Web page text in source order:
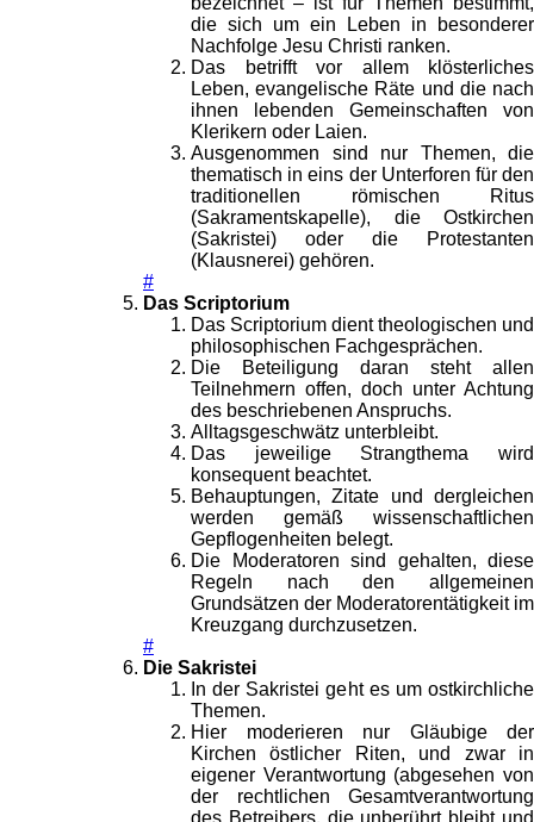
die sich um ein Leben in besonderer
Nachfolge Jesu Christi ranken.
Das betrifft vor allem klösterliches
Leben, evangelische Räte und die nach
ihnen lebenden Gemeinschaften von
Klerikern oder Laien.
Ausgenommen sind nur Themen, die
thematisch in eins der Unterforen für den
traditionellen römischen Ritus
(Sakramentskapelle), die Ostkirchen
(Sakristei) oder die Protestanten
(Klausnerei) gehören.
#
Das Scriptorium
Das Scriptorium dient theologischen und
philosophischen Fachgesprächen.
Die Beteiligung daran steht allen
Teilnehmern offen, doch unter Achtung
des beschriebenen Anspruchs.
Alltagsgeschwätz unterbleibt.
Das jeweilige Strangthema wird
konsequent beachtet.
Behauptungen, Zitate und dergleichen
werden gemäß wissenschaftlichen
Gepflogenheiten belegt.
Die Moderatoren sind gehalten, diese
Regeln nach den allgemeinen
Grundsätzen der Moderatorentätigkeit im
Kreuzgang durchzusetzen.
#
Die Sakristei
In der Sakristei geht es um ostkirchliche
Themen.
Hier moderieren nur Gläubige der
Kirchen östlicher Riten, und zwar in
eigener Verantwortung (abgesehen von
der rechtlichen Gesamtverantwortung